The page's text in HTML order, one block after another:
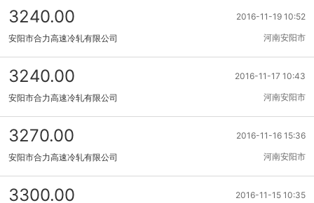
2016-11-19 10:52
3240.00
河南安阳市
安阳市合力高速冷轧有限公司
2016-11-17 10:43
3240.00
河南安阳市
安阳市合力高速冷轧有限公司
2016-11-16 15:36
3270.00
河南安阳市
安阳市合力高速冷轧有限公司
2016-11-15 10:35
3300.00